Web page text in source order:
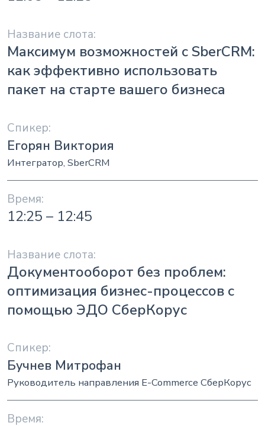
Максимум возможностей с SberCRM:
как эффективно использовать
пакет на старте вашего бизнеса
Егорян Виктория
Интегратор, SberCRM
12:25 – 12:45
Документооборот без проблем:
оптимизация бизнес-процессов с
помощью ЭДО СберКорус
Бучнев Митрофан
Руководитель направления E-Commerce СберКорус